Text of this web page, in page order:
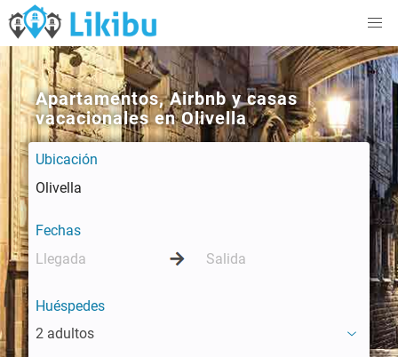
Apartamentos, Airbnb y casas
vacacionales en Olivella
Ubicación
Fechas
Huéspedes
2 adultos